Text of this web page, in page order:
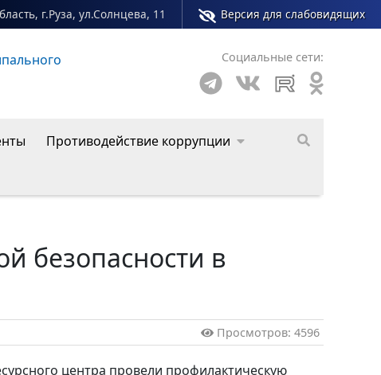
г.Руза, ул.Солнцева, 11 Версия для слабовидящих
центра Рузского муниципального округа
Социальные сети:
Противодействие коррупции
безопасности в
Просмотров: 4596
центра провели профилактическую